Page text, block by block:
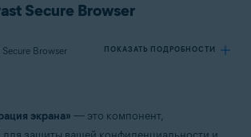
Secure Browser
Browser ПОКАЗАТЬ ПОДРОБНОСТИ
экрана» — это компонент,